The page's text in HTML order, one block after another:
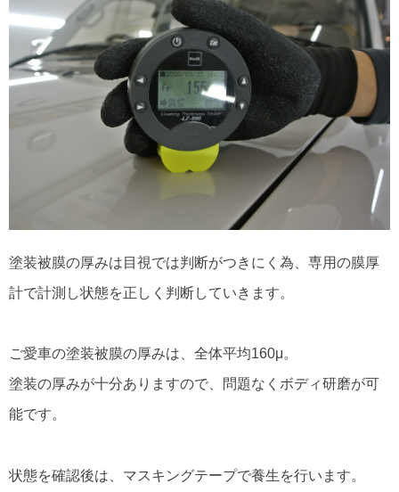
塗装被膜の厚みは目視では判断がつきにく為、専用の膜厚
計で計測し状態を正しく判断していきます。
ご愛車の塗装被膜の厚みは、全体平均160μ。
塗装の厚みが十分ありますので、問題なくボディ研磨が可
能です。
状態を確認後は、マスキングテープで養生を行います。